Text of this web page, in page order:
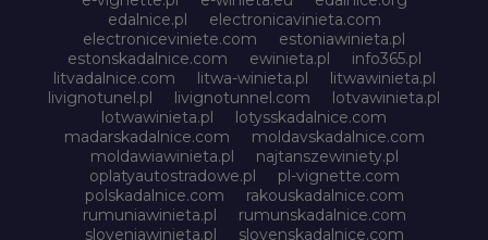
edalnice.pl
electronicavinieta.com
electroniceviniete.com
estoniawinieta.pl
estonskadalnice.com
ewinieta.pl
info365.pl
litvadalnice.com
litwa-winieta.pl
litwawinieta.pl
livignotunel.pl
livignotunnel.com
lotvawinieta.pl
lotwawinieta.pl
lotysskadalnice.com
madarskadalnice.com
moldavskadalnice.com
moldawiawinieta.pl
najtanszewiniety.pl
oplatyautostradowe.pl
pl-vignette.com
polskadalnice.com
rakouskadalnice.com
rumuniawinieta.pl
rumunskadalnice.com
sloveniawinieta.pl
slovenskadalnice.com